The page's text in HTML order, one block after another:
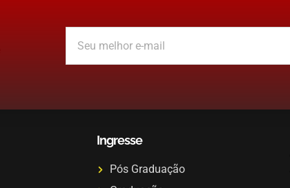
Ingresse
Pós Graduação